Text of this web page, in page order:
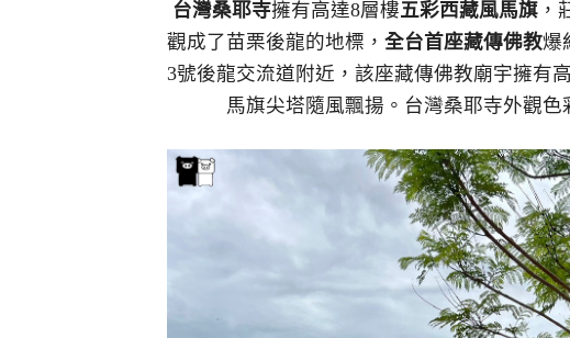
台灣桑耶寺擁有高達8層樓五彩西藏風馬旗，
觀成了苗栗後龍的地標， 全台首座藏傳佛教爆
3號後龍交流道附近，該座藏傳佛教廟宇擁有
馬旗尖塔隨風飄揚。台灣桑耶寺外觀